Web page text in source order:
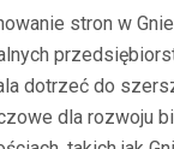
stron w
dotrzeć do
dla rozwoju